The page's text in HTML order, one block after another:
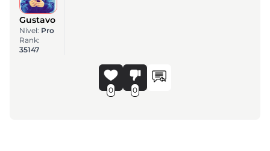
Gustavo
Nível: Pro
Rank:
35147
0 0